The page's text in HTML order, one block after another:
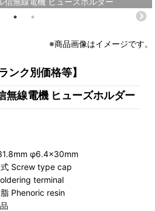
※商品画像はイメージです。
ンク別価格等】
線電機 ヒューズホルダー
φ6.4×30mm
式 Screw type cap
terminal
Phenoric resin